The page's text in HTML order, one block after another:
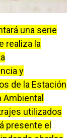
una serie
realiza la
y
de la Estación
utilizados
presente el